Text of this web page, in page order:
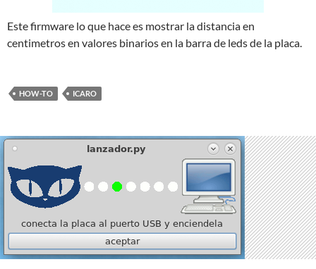
Este firmware lo que hace es mostrar la distancia en
centimetros en valores binarios en la barra de leds de la placa.
HOW-TO ICARO